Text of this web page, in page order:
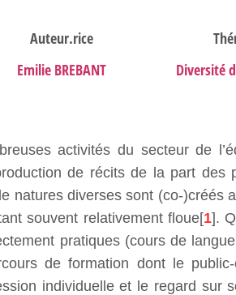
Auteur.rice
Emilie BREBANT
Diversité
activités du secteur de
de récits de la part des
natures diverses sont (co-)créés
souvent relativement floue[1].
pratiques (cours de
de formation dont le
individuelle et le regard sur